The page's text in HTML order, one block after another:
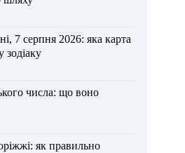
7 серпня 2026: яка карта
зодіаку
числа: що воно
як правильно